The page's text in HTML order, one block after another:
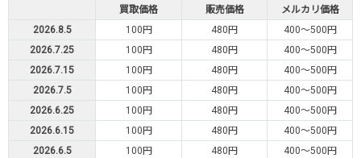
買取価格 販売価格
メルカリ価格
2026.8.5
100円 480円
400～500円
2026.7.25
100円 480円
400～500円
2026.7.15
100円 480円
400～500円
2026.7.5
100円 480円
400～500円
2026.6.25
100円 480円
400～500円
2026.6.15
100円 480円
400～500円
2026.6.5
100円 480円 400～500円